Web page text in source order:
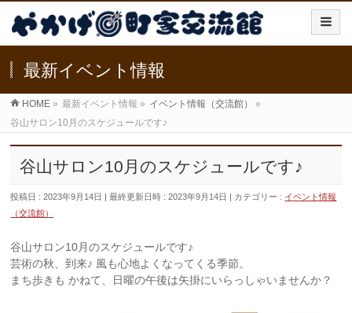
最新イベント情報
HOME » 最新イベント情報 » イベント情報（交流館）
»
谷山サロン10月のスケジュールです♪
谷山サロン10月のスケジュールです♪
投稿日 : 2023年9月14日 最終更新日時 : 2023年9月14日 カテゴリー : イベント情報
（交流館）
谷山サロン10月のスケジュールです♪
芸術の秋、到来♪ 風も心地よくなってくる季節。
まち歩きも かねて、日曜の午後は矢掛にいらっしゃいませんか？